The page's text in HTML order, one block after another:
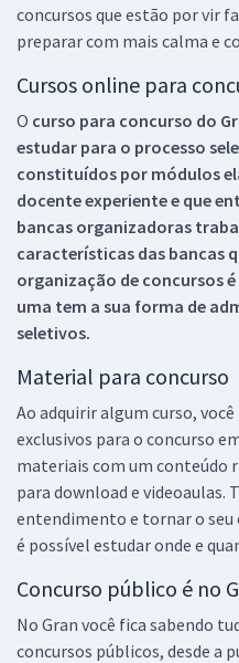
concursos que estão por vir
preparar com mais calma e
Cursos online para
O curso para concurso do
estudar para o processo
constituídos por módulos
docente experiente e que
bancas organizadoras
características das bancas
organização de concursos
uma tem a sua forma de
seletivos.
Material para concurso
Ao adquirir algum curso,
exclusivos para o concurso
materiais com um conteúdo
para download e videoaulas.
entendimento e tornar o
é possível estudar onde e
Concurso público é no
No Gran você fica sabendo
concursos públicos, desde a